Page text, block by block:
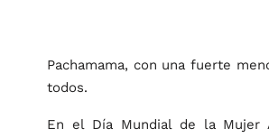
Pachamama, con una fuerte
todos.
En el Día Mundial de la Mujer